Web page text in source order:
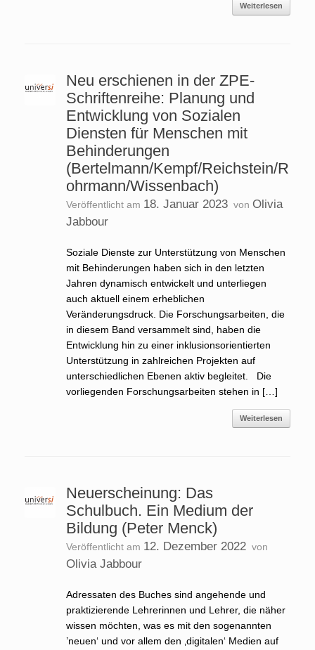
Weiterlesen
Neu erschienen in der ZPE-
Schriftenreihe: Planung und
Entwicklung von Sozialen
Diensten für Menschen mit
Behinderungen
(Bertelmann/Kempf/Reichstein/R
ohrmann/Wissenbach)
Veröffentlicht am 18. Januar 2023 von Olivia
Jabbour
Soziale Dienste zur Unterstützung von Menschen
mit Behinderungen haben sich in den letzten
Jahren dynamisch entwickelt und unterliegen
auch aktuell einem erheblichen
Veränderungsdruck. Die Forschungsarbeiten, die
in diesem Band versammelt sind, haben die
Entwicklung hin zu einer inklusionsorientierten
Unterstützung in zahlreichen Projekten auf
unterschiedlichen Ebenen aktiv begleitet. Die
vorliegenden Forschungsarbeiten stehen in […]
Weiterlesen
Neuerscheinung: Das
Schulbuch. Ein Medium der
Bildung (Peter Menck)
Veröffentlicht am 12. Dezember 2022 von
Olivia Jabbour
Adressaten des Buches sind angehende und
praktizierende Lehrerinnen und Lehrer, die näher
wissen möchten, was es mit den sogenannten
’neuen‘ und vor allem den ‚digitalen‘ Medien auf